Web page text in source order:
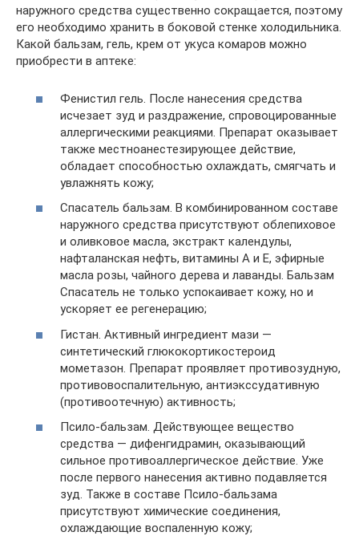
наружного средства существенно сокращается, поэтому
его необходимо хранить в боковой стенке холодильника.
Какой бальзам, гель, крем от укуса комаров можно
приобрести в аптеке:
Фенистил гель. После нанесения средства
исчезает зуд и раздражение, спровоцированные
аллергическими реакциями. Препарат оказывает
также местноанестезирующее действие,
обладает способностью охлаждать, смягчать и
увлажнять кожу;
Спасатель бальзам. В комбинированном составе
наружного средства присутствуют облепиховое
и оливковое масла, экстракт календулы,
нафталанская нефть, витамины А и Е, эфирные
масла розы, чайного дерева и лаванды. Бальзам
Спасатель не только успокаивает кожу, но и
ускоряет ее регенерацию;
Гистан. Активный ингредиент мази —
синтетический глюкокортикостероид
мометазон. Препарат проявляет противозудную,
противовоспалительную, антиэкссудативную
(противоотечную) активность;
Псило-бальзам. Действующее вещество
средства — дифенгидрамин, оказывающий
сильное противоаллергическое действие. Уже
после первого нанесения активно подавляется
зуд. Также в составе Псило-бальзама
присутствуют химические соединения,
охлаждающие воспаленную кожу;